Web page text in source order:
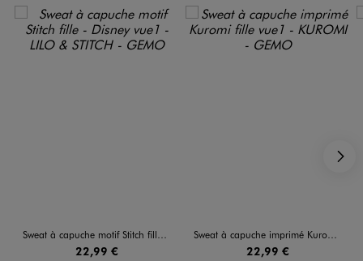
Sweat à capuche motif Stitch fille - Disney
22,99 €
Sweat à capuche imprimé Kuromi fille
22,99 €